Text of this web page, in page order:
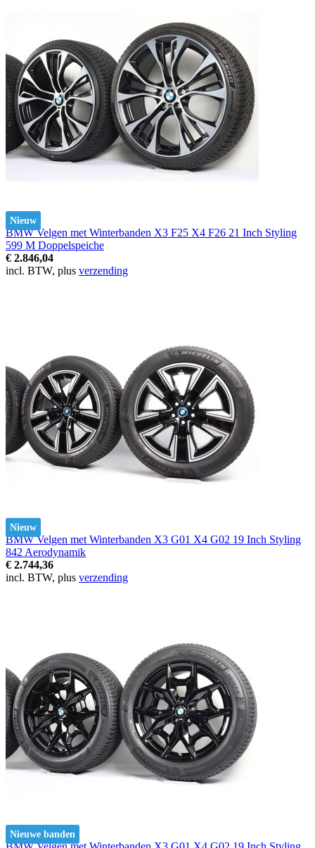
Nieuw
BMW Velgen met Winterbanden X3 F25 X4 F26 21 Inch Styling
599 M Doppelspeiche
€ 2.846,04
incl. BTW, plus verzending
Nieuw
BMW Velgen met Winterbanden X3 G01 X4 G02 19 Inch Styling
842 Aerodynamik
€ 2.744,36
incl. BTW, plus verzending
Nieuwe banden